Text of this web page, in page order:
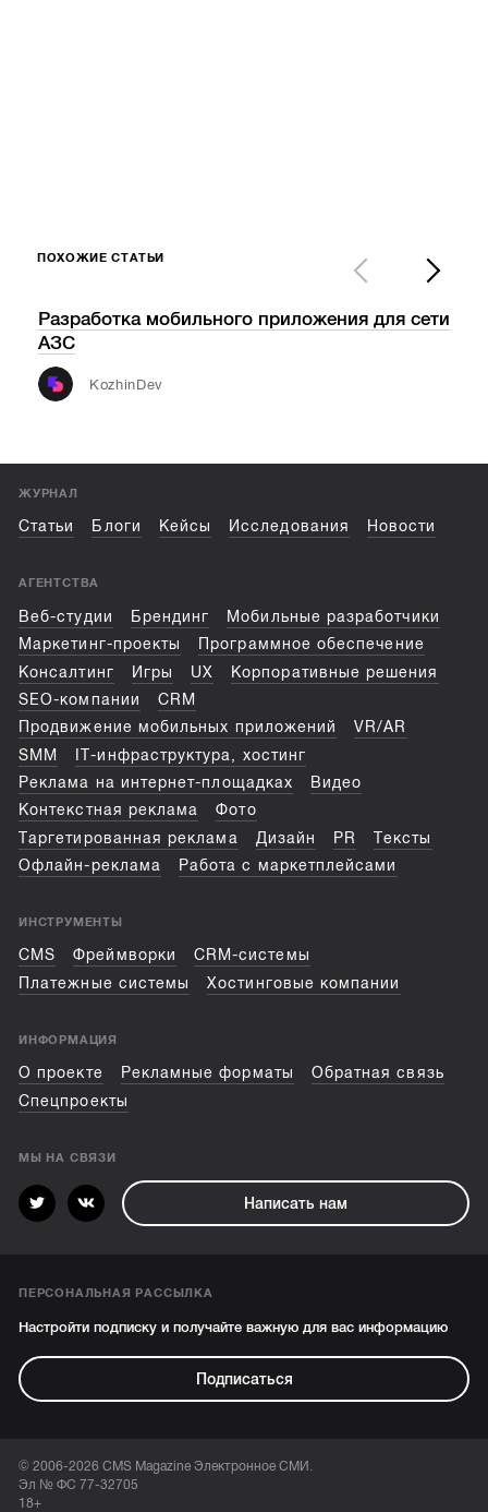
ПОХОЖИЕ СТАТЬИ
Разработка мобильного приложения для сети
АЗС
KozhinDev
ЖУРНАЛ
Статьи Блоги Кейсы Исследования Новости
АГЕНТСТВА
Веб-студии Брендинг
Мобильные разработчики
Маркетинг-проекты
Программное обеспечение
Консалтинг
Игры UX
Корпоративные решения
SEO-компании
CRM
Продвижение мобильных приложений
VR/AR
SMM
IT-инфраструктура, хостинг
Реклама на интернет-площадках
Видео
Контекстная реклама
Фото
Таргетированная реклама
Дизайн PR
Тексты
Офлайн-реклама
Работа с маркетплейсами
ИНСТРУМЕНТЫ
CMS Фреймворки
CRM-системы
Платежные системы
Хостинговые компании
ИНФОРМАЦИЯ
О проекте Рекламные форматы
Обратная связь
Спецпроекты
МЫ НА СВЯЗИ
Написать нам
ПЕРСОНАЛЬНАЯ РАССЫЛКА
Настройти подписку и получайте важную для вас информацию
Подписаться
© 2006-2026 CMS Magazine Электронное СМИ.
Эл № ФС 77-32705
18+